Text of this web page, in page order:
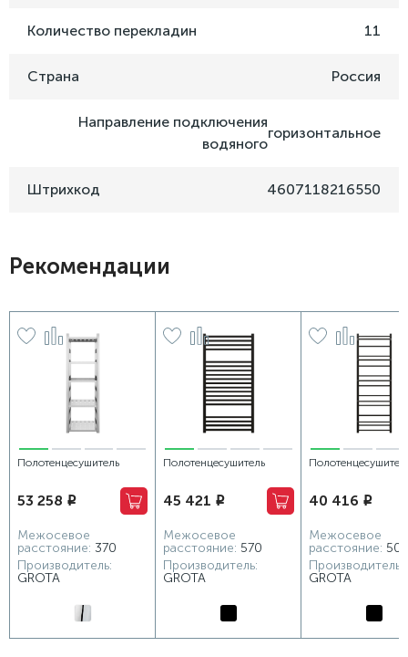
Количество перекладин 11
Страна Россия
Направление подключения
водяного
горизонтальное
Штрихкод 4607118216550
Рекомендации
Полотенцесушитель
Largo 400x1200x295
53 258 i
Межосевое
расстояние: 370
Производитель:
GROTA
Полотенцесушитель
600х1164 черный
45 421 i
Межосевое
расстояние: 570
Производитель:
GROTA
Vista 530х1500
40 416 i
Межосевое
расстояние:
Производитель:
GROTA